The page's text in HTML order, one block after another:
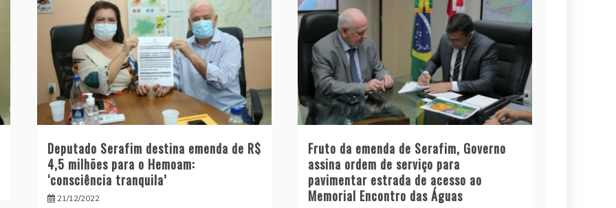
Deputado Serafim destina emenda de R$
4,5 milhões para o Hemoam:
‘consciência tranquila’
21/12/2022
Fruto da emenda de Serafim, Governo
assina ordem de serviço para
pavimentar estrada de acesso ao
Memorial Encontro das Águas